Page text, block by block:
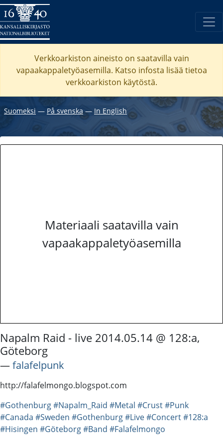
Verkkoarkiston aineisto on saatavilla vain
vapaakappaletyöasemilla. Katso infosta lisää tietoa
verkkoarkiston käytöstä.
Suomeksi ― På svenska― In English
Materiaali saatavilla vain
vapaakappaletyöasemilla
Napalm Raid - live 2014.05.14 @ 128:a,
Göteborg
―falafelpunk
http://falafelmongo.blogspot.com
#Gothenburg#Napalm_Raid #Metal #Crust#Punk
#Canada #Sweden #Gothenburg#Live#Concert#128:a
#Hisingen #Göteborg#Band #Falafelmongo